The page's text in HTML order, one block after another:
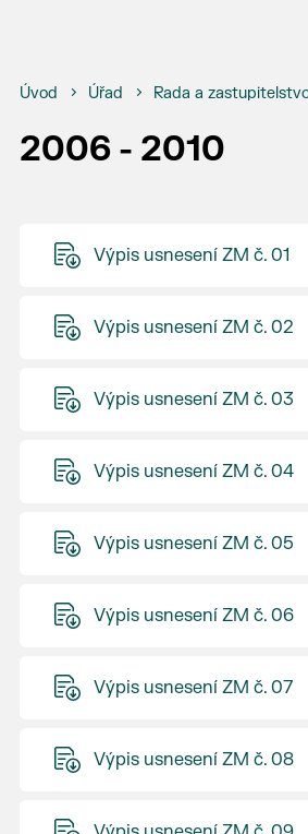
Úvod Úřad Rada a
2006 - 2010
Výpis usnesení ZM č. 01
Výpis usnesení ZM č. 02
Výpis usnesení ZM č. 03
Výpis usnesení ZM č. 04
Výpis usnesení ZM č. 05
Výpis usnesení ZM č. 06
Výpis usnesení ZM č. 07
Výpis usnesení ZM č. 08